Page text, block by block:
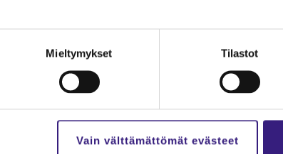
Mieltymykset Tilastot
Vain välttämättömät evästeet
ja ta­pah­tu­mat
Ar­tik­ke­lit
Kes­kus­te­lu